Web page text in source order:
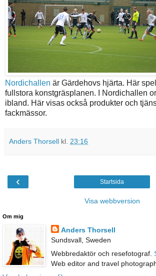
Nordichallen är Gärdehovs hjärta. Här
fullstora konstgräsplanen. I Nordichallen
ibland. Här visas också produkter och
fackmässor.
Anders Thorsell kl. 23:16
‹ Startsida
Visa webbversion
Om mig
Anders Thorsell
Sundsvall, Sweden
Webbredaktör och resefotograf.
Web editor and travel